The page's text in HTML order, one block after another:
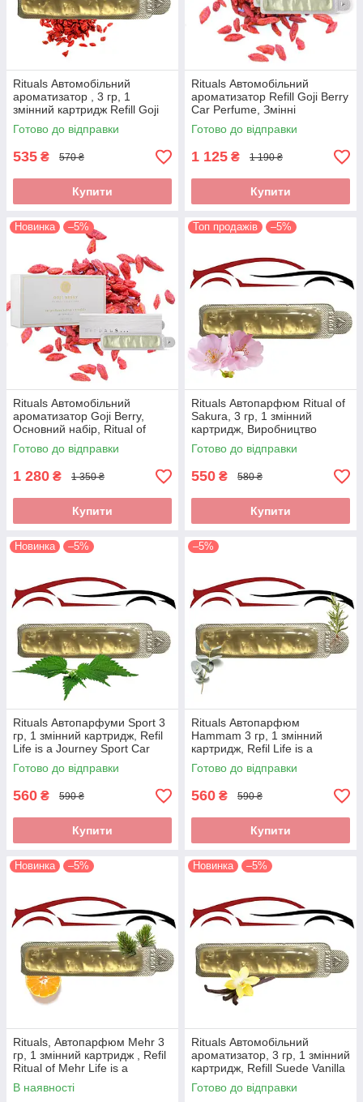
Rituals Автомобільний
ароматизатор , 3 гр, 1
змінний картридж Refill Goji
Berry Car Perfume,
Нідерланди
Готово до відправки
535 ₴ 570 ₴
Купити
Rituals Автомобільний
ароматизатор Refill Goji Berry
Car Perfume, Змінні
картриджі, Виробництво-
Нідерланди
Готово до відправки
1 125 ₴ 1 190 ₴
Купити
Новинка –5%
Rituals Автомобільний
ароматизатор Goji Berry,
Основний набір, Ritual of
Private Collection Goji Berry
Car Perfume, Нідерланди
Готово до відправки
1 280 ₴ 1 350 ₴
Купити
Топ продажів –5%
Rituals Автопарфюм Ritual of
Sakura, 3 гр, 1 змінний
картридж, Виробництво
Нідерланди
Готово до відправки
550 ₴ 580 ₴
Купити
Новинка –5%
Rituals Автопарфуми Sport 3
гр, 1 змінний картридж, Refil
Life is a Journey Sport Car
Perfume, Нідерланди,
Готово до відправки
560 ₴ 590 ₴
Купити
–5%
Rituals Автопарфюм
Hammam 3 гр, 1 змінний
картридж, Refil Life is a
Journey Car Perfume,
Виробництво Нідерланди
Готово до відправки
560 ₴ 590 ₴
Купити
Новинка –5%
Rituals, Автопарфюм Mehr 3
гр, 1 змінний картридж , Refil
Ritual of Mehr Life is a
Journey Car Perfume,
Нідерланди,
В наявності
Новинка –5%
Rituals Автомобільний
ароматизатор, 3 гр, 1 змінний
картридж, Refill Suede Vanilla
Car Perfume Private
Collection, Нідерланди
Готово до відправки